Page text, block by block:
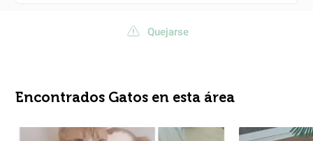
Quejarse
Encontrados Gatos en esta área